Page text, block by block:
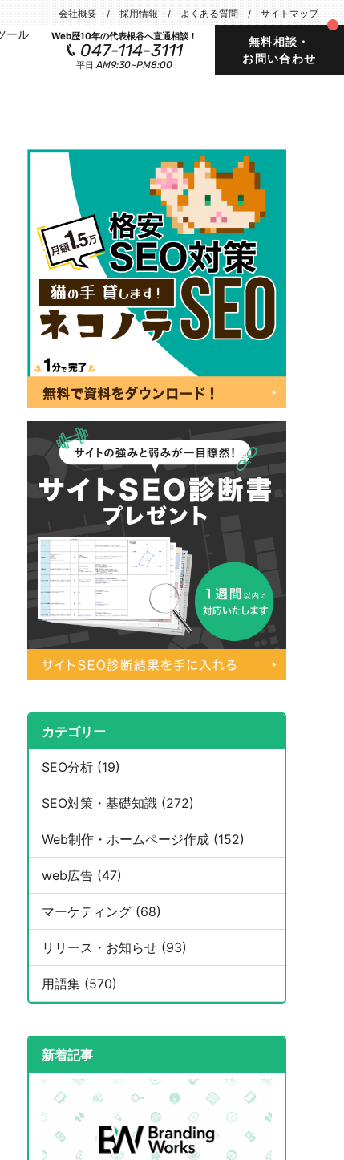
会社概要 採用情報 よくある質問 サイトマップ
ール Web歴10年の代表根谷へ直通相談！
047-114-3111
平日AM9:30~PM8:00
無料相談・
お問い合わせ
カテゴリー
SEO分析 (19)
SEO対策・基礎知識 (272)
Web制作・ホームページ作成 (152)
web広告 (47)
マーケティング (68)
リリース・お知らせ (93)
用語集 (570)
新着記事